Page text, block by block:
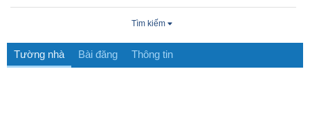
Tìm kiếm
Tường nhà Bài đăng Thông tin